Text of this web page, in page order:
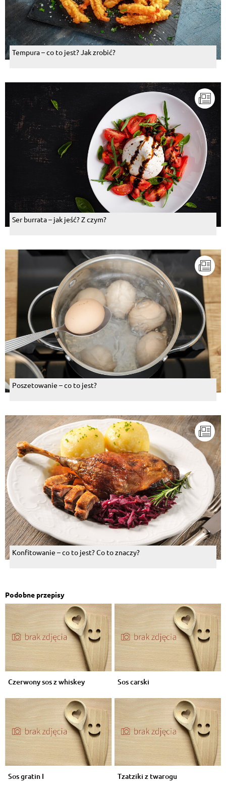
Tempura – co to jest? Jak zrobić?
Ser burrata – jak jeść? Z czym?
Poszetowanie – co to jest?
Konfitowanie – co to jest? Co to znaczy?
Podobne przepisy
Czerwony sos z whiskey Sos carski
Sos gratin I Tzatziki z twarogu